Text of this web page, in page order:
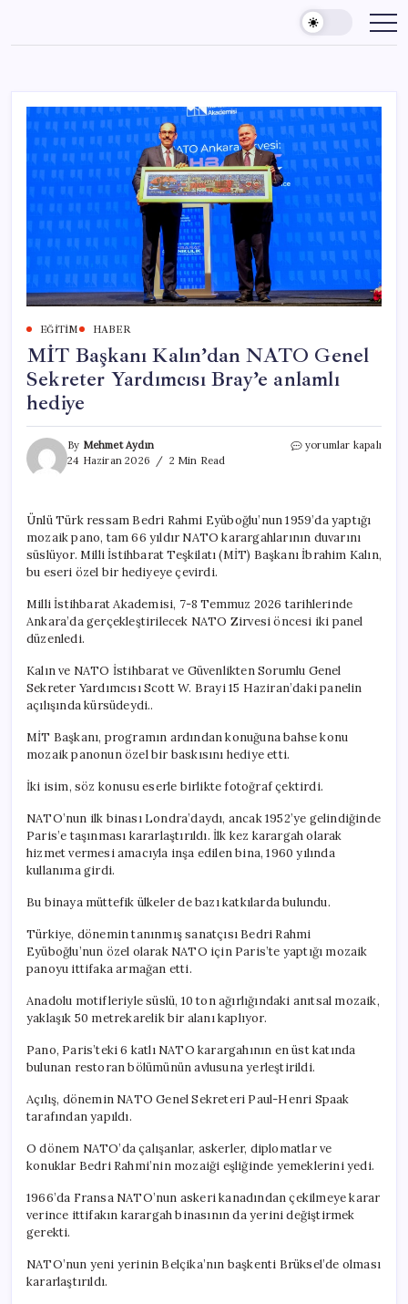
content
EĞITIM HABER
MİT Başkanı Kalın’dan NATO Genel
Sekreter Yardımcısı Bray’e anlamlı
hediye
By Mehmet Aydın
24 Haziran 2026
2 Min Read
MİT
Sekreter
Yardımcısı
Bray’e
için
yorumlar kapalı
Ünlü Türk ressam Bedri Rahmi Eyüboğlu’nun 1959’da yaptığı
mozaik pano, tam 66 yıldır NATO karargahlarının duvarını
süslüyor. Milli İstihbarat Teşkilatı (MİT) Başkanı İbrahim Kalın,
bu eseri özel bir hediyeye çevirdi.
Milli İstihbarat Akademisi, 7-8 Temmuz 2026 tarihlerinde
Ankara’da gerçekleştirilecek NATO Zirvesi öncesi iki panel
düzenledi.
Kalın ve NATO İstihbarat ve Güvenlikten Sorumlu Genel
Sekreter Yardımcısı Scott W. Brayi 15 Haziran’daki panelin
açılışında kürsüdeydi..
MİT Başkanı, programın ardından konuğuna bahse konu
mozaik panonun özel bir baskısını hediye etti.
İki isim, söz konusu eserle birlikte fotoğraf çektirdi.
NATO’nun ilk binası Londra’daydı, ancak 1952’ye gelindiğinde
Paris’e taşınması kararlaştırıldı. İlk kez karargah olarak
hizmet vermesi amacıyla inşa edilen bina, 1960 yılında
kullanıma girdi.
Bu binaya müttefik ülkeler de bazı katkılarda bulundu.
Türkiye, dönemin tanınmış sanatçısı Bedri Rahmi
Eyüboğlu’nun özel olarak NATO için Paris’te yaptığı mozaik
panoyu ittifaka armağan etti.
Anadolu motifleriyle süslü, 10 ton ağırlığındaki anıtsal mozaik,
yaklaşık 50 metrekarelik bir alanı kaplıyor.
Pano, Paris’teki 6 katlı NATO karargahının en üst katında
bulunan restoran bölümünün avlusuna yerleştirildi.
Açılış, dönemin NATO Genel Sekreteri Paul-Henri Spaak
tarafından yapıldı.
O dönem NATO’da çalışanlar, askerler, diplomatlar ve
konuklar Bedri Rahmi’nin mozaiği eşliğinde yemeklerini yedi.
1966’da Fransa NATO’nun askeri kanadından çekilmeye karar
verince ittifakın karargah binasının da yerini değiştirmek
gerekti.
NATO’nun yeni yerinin Belçika’nın başkenti Brüksel’de olması
kararlaştırıldı.